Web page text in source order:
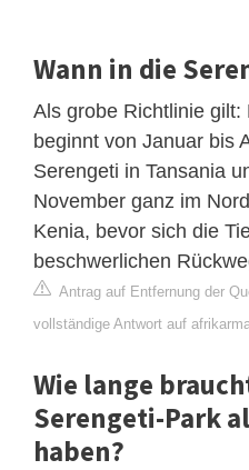
Wann in die
Als grobe Richtlinie gilt:
beginnt von Januar bis
Serengeti in Tansania
November ganz im
Kenia, bevor sich die
beschwerlichen
Antrag auf Entfernung der
vollständige Antwort auf
Wie lange
Serengeti-Park
haben?